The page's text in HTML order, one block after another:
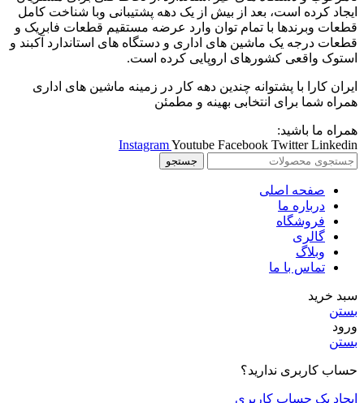
ایجاد کرده است، بعد از بیش از یک دهه پشتیبانی وبا شناخت کامل
قطعات وبرندها با تمام توان وارد عرضه مستقیم قطعات فابریک و
قطعات درجه یک ماشین های اداری و دستگاه های استاندارد آکبند و
استوک واقعی کشورهای اروپایی کرده است.
ایران کارا با پشتوانه چندین دهه کار در زمینه ماشین های اداری
همراه شما برای انتخابی بهینه و مطمئن
همراه ما باشید:
InstagramYoutube Facebook Twitter Linkedin
جستجو
صفحه اصلی
درباره ما
فروشگاه
گالری
وبلاگ
تماس با ما
سبد خرید
بستن
ورود
بستن
حساب کاربری ندارید؟
ایجاد یک حساب کاربری